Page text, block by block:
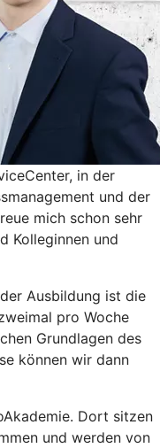
in der
und der
mich schon sehr
Kolleginnen und
Ausbildung ist die
pro Woche
Grundlagen des
können wir dann
Dort sitzen
und werden von